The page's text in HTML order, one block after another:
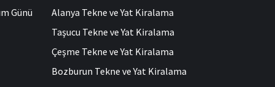
Günü
Alanya Tekne ve Yat Kiralama
Taşucu Tekne ve Yat Kiralama
Çeşme Tekne ve Yat Kiralama
Bozburun Tekne ve Yat Kiralama